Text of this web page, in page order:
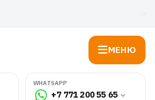
МЕНЮ
WHATSAPP
+7 771 200 55 65